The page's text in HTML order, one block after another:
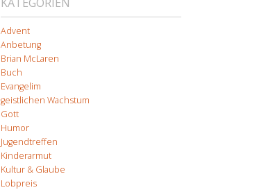
Advent
Anbetung
Brian McLaren
Buch
Evangelim
geistlichen Wachstum
Gott
Humor
Jugendtreffen
Kinderarmut
Kultur & Glaube
Lobpreis